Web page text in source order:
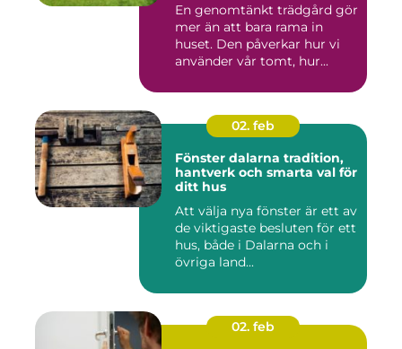
En genomtänkt trädgård gör
mer än att bara rama in
huset. Den påverkar hur vi
använder vår tomt, hur...
02. feb
Fönster dalarna tradition,
hantverk och smarta val för
ditt hus
Att välja nya fönster är ett av
de viktigaste besluten för ett
hus, både i Dalarna och i
övriga land...
02. feb